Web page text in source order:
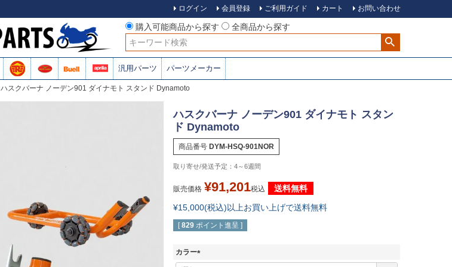
ログイン 会員登録 ご利用ガイド カート お問い合わせ
購入可能商品から探す
全商品から探す
検索
汎用パーツ パーツメーカー
ハスクバーナ ノーデン901 ダイナモト スタンド Dynamoto
ハスクバーナ ノーデン901 ダイナモト スタン
ド Dynamoto
商品番号 DYM-HSQ-901NOR
4～6週間
販売価格 ¥91,201税込
送料無料
¥15,000(税込)以上お買い上げで送料無料
[ 829 ポイント進呈 ]
カラー
(